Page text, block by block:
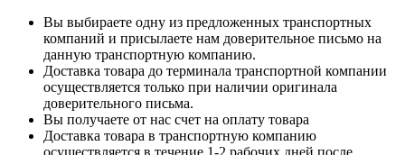
Вы выбираете одну из предложенных транспортных
компаний и присылаете нам доверительное письмо на
данную транспортную компанию.
Доставка товара до терминала транспортной компании
осуществляется только при наличии оригинала
доверительного письма.
Вы получаете от нас счет на оплату товара
Доставка товара в транспортную компанию
осуществляется в течение 1-2 рабочих дней после